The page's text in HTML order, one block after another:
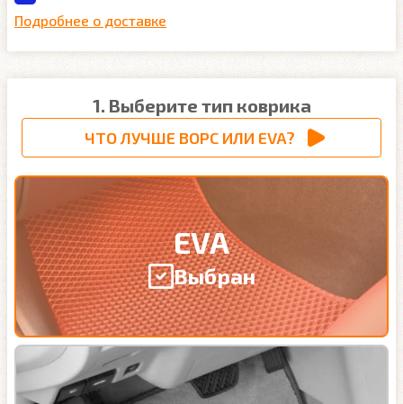
Подробнее о доставке
1. Выберите тип коврика
ЧТО ЛУЧШЕ ВОРС ИЛИ EVA?
EVA
Выбран